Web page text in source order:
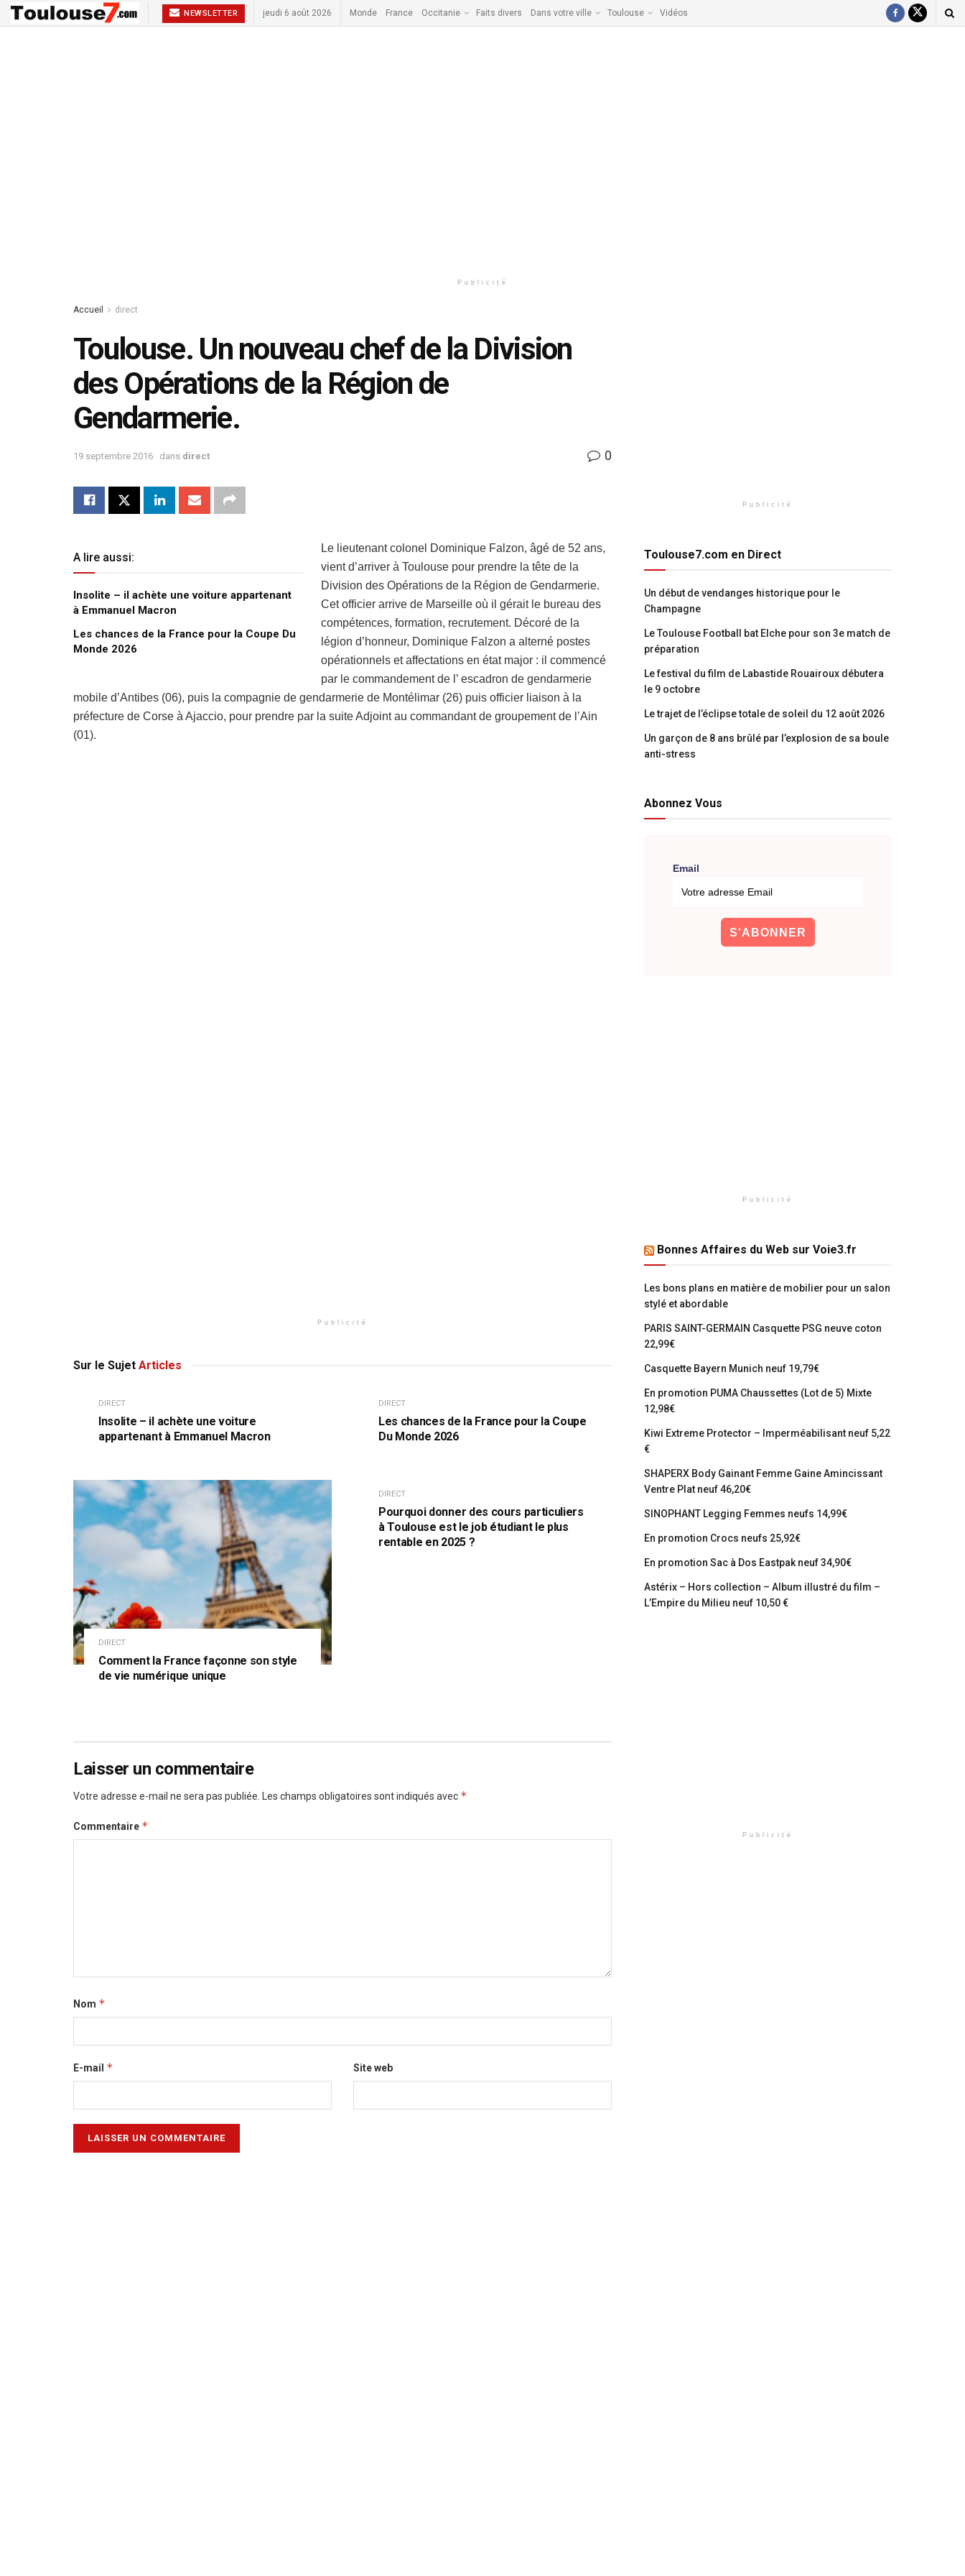
NEWSLETTER jeudi 6 août 2026 Monde France Occitanie Faits divers Dans votre ville Toulouse Vidéos
Publicité
Accueil direct
Toulouse. Un nouveau chef de la Division
des Opérations de la Région de
Gendarmerie.
19 septembre 2016 dans direct 0
A lire aussi:
Insolite – il achète une voiture appartenant
à Emmanuel Macron
Les chances de la France pour la Coupe Du
Monde 2026
Le lieutenant colonel Dominique Falzon, âgé de 52 ans,
vient d’arriver à Toulouse pour prendre la tête de la
Division des Opérations de la Région de Gendarmerie.
Cet officier arrive de Marseille où il gérait le bureau des
compétences, formation, recrutement. Décoré de la
légion d’honneur, Dominique Falzon a alterné postes
opérationnels et affectations en état major : il commencé
par le commandement de l’ escadron de gendarmerie
mobile d’Antibes (06), puis la compagnie de gendarmerie de Montélimar (26) puis officier liaison à la
préfecture de Corse à Ajaccio, pour prendre par la suite Adjoint au commandant de groupement de l’Ain
(01).
Publicité
Sur le Sujet Articles
DIRECT
Insolite – il achète une voiture
appartenant à Emmanuel Macron
DIRECT
Les chances de la France pour la Coupe
Du Monde 2026
DIRECT
Comment la France façonne son style
de vie numérique unique
DIRECT
Pourquoi donner des cours particuliers
à Toulouse est le job étudiant le plus
rentable en 2025 ?
Laisser un commentaire
Votre adresse e-mail ne sera pas publiée. Les champs obligatoires sont indiqués avec *
Commentaire *
Nom *
E-mail * Site web
Publicité
Toulouse7.com en Direct
Un début de vendanges historique pour le
Champagne
Le Toulouse Football bat Elche pour son 3e match de
préparation
Le festival du film de Labastide Rouairoux débutera
le 9 octobre
Le trajet de l’éclipse totale de soleil du 12 août 2026
Un garçon de 8 ans brûlé par l’explosion de sa boule
anti-stress
Abonnez Vous
Email
Publicité
Bonnes Affaires du Web sur Voie3.fr
Les bons plans en matière de mobilier pour un salon
stylé et abordable
PARIS SAINT-GERMAIN Casquette PSG neuve coton
22,99€
Casquette Bayern Munich neuf 19,79€
En promotion PUMA Chaussettes (Lot de 5) Mixte
12,98€
Kiwi Extreme Protector – Imperméabilisant neuf 5,22
€
SHAPERX Body Gainant Femme Gaine Amincissant
Ventre Plat neuf 46,20€
SINOPHANT Legging Femmes neufs 14,99€
En promotion Crocs neufs 25,92€
En promotion Sac à Dos Eastpak neuf 34,90€
Astérix – Hors collection – Album illustré du film –
L’Empire du Milieu neuf 10,50 €
Publicité